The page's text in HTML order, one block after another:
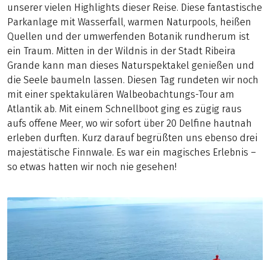
unserer vielen Highlights dieser Reise. Diese fantastische
Parkanlage mit Wasserfall, warmen Naturpools, heißen
Quellen und der umwerfenden Botanik rundherum ist
ein Traum. Mitten in der Wildnis in der Stadt Ribeira
Grande kann man dieses Naturspektakel genießen und
die Seele baumeln lassen. Diesen Tag rundeten wir noch
mit einer spektakulären Walbeobachtungs-Tour am
Atlantik ab. Mit einem Schnellboot ging es zügig raus
aufs offene Meer, wo wir sofort über 20 Delfine hautnah
erleben durften. Kurz darauf begrüßten uns ebenso drei
majestätische Finnwale. Es war ein magisches Erlebnis –
so etwas hatten wir noch nie gesehen!